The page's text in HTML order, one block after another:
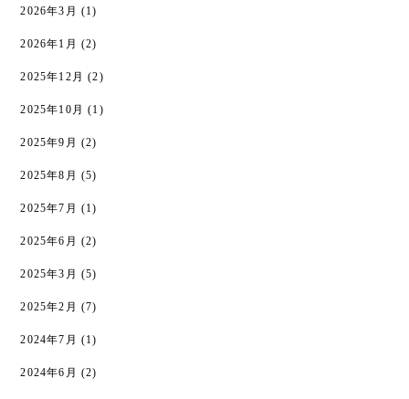
2026年3月 (1)
2026年1月 (2)
2025年12月 (2)
2025年10月 (1)
2025年9月 (2)
2025年8月 (5)
2025年7月 (1)
2025年6月 (2)
2025年3月 (5)
2025年2月 (7)
2024年7月 (1)
2024年6月 (2)